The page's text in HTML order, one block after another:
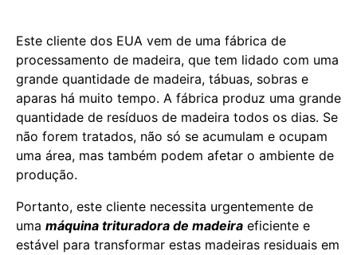
Este cliente dos EUA vem de uma fábrica de
processamento de madeira, que tem lidado com uma
grande quantidade de madeira, tábuas, sobras e
aparas há muito tempo. A fábrica produz uma grande
quantidade de resíduos de madeira todos os dias. Se
não forem tratados, não só se acumulam e ocupam
uma área, mas também podem afetar o ambiente de
produção.
Portanto, este cliente necessita urgentemente de
uma máquina trituradora de madeira eficiente e
estável para transformar estas madeiras residuais em